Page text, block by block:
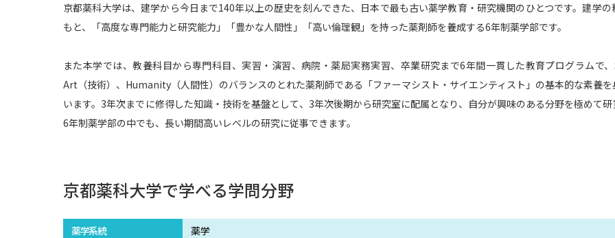
専門学校の資料請求
大学院の資料請求
大学入学共通テスト「受験案内」の請求
大学入学共通テスト「受験上の配慮案内
幼稚園教員資格認定試験
小学校教員
高等学校（情報）教員資格認定試験
大学で学べる内容や特徴を調
京都薬科大学は、建学から今日まで140年以上の歴史を刻んできた、日本で最も古い薬学教育・研究機関のひとつです。建学
もと、「高度な専門能力と研究能力」「豊かな人間性」「高い倫理観」を持った薬剤師を養成する6年制薬学部です。
また本学では、教養科目から専門科目、実習・演習、病院・薬局実務実習、卒業研究まで6年間一貫した教育プログラムで
Art（技術）、Humanity（人間性）のバランスのとれた薬剤師である「ファーマシスト・サイエンティスト」の基本的な素養
います。3年次までに修得した知識・技術を基盤として、3年次後期から研究室に配属となり、自分が興味のある分野を極めて
6年制薬学部の中でも、長い期間高いレベルの研究に従事できます。
京都薬科大学で学べる学問分野
薬学系統 薬学